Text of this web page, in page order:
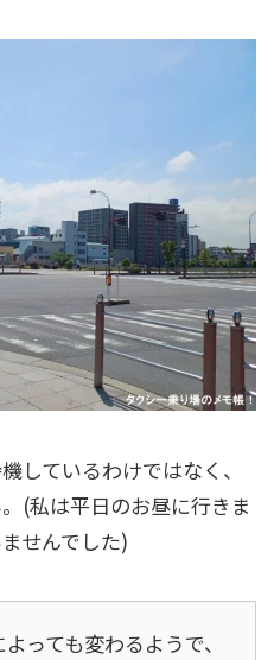
しているわけではなく、
(私は平日のお昼に行きま
せんでした)
っても変わるようで、